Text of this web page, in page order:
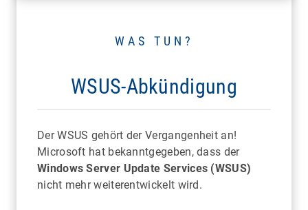
WSUS-Abkündigung
WAS TUN?
Der WSUS gehört der Vergangenheit an!
Microsoft hat bekanntgegeben, dass der
Windows Server Update Services (WSUS)
nicht mehr weiterentwickelt wird.